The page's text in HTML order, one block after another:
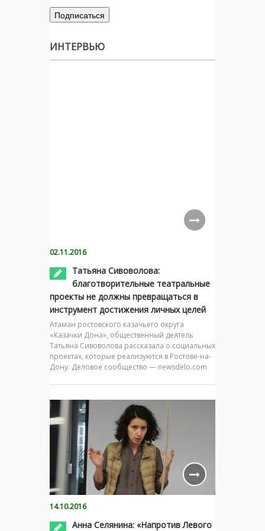
ИНТЕРВЬЮ
02.11.2016
Татьяна Сивоволова:
благотворительные театральные
проекты не должны превращаться в
инструмент достижения личных целей
Атаман ростовского казачьего округа
«Казачки Дона», общественный деятель
Татьяна Сивоволова рассказала о социальных
проектах, которые реализуются в Ростове-на-
Дону. Деловое сообщество — newsdelo.com
14.10.2016
Анна Селянина: «Напротив Левого